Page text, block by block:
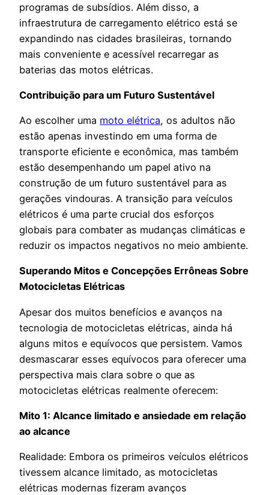
programas de subsídios. Além disso, a
infraestrutura de carregamento elétrico está se
expandindo nas cidades brasileiras, tornando
mais conveniente e acessível recarregar as
baterias das motos elétricas.
Contribuição para um Futuro Sustentável
Ao escolher uma moto elétrica, os adultos não
estão apenas investindo em uma forma de
transporte eficiente e econômica, mas também
estão desempenhando um papel ativo na
construção de um futuro sustentável para as
gerações vindouras. A transição para veículos
elétricos é uma parte crucial dos esforços
globais para combater as mudanças climáticas e
reduzir os impactos negativos no meio ambiente.
Superando Mitos e Concepções Errôneas Sobre
Motocicletas Elétricas
Apesar dos muitos benefícios e avanços na
tecnologia de motocicletas elétricas, ainda há
alguns mitos e equívocos que persistem. Vamos
desmascarar esses equívocos para oferecer uma
perspectiva mais clara sobre o que as
motocicletas elétricas realmente oferecem:
Mito 1: Alcance limitado e ansiedade em relação
ao alcance
Realidade: Embora os primeiros veículos elétricos
tivessem alcance limitado, as motocicletas
elétricas modernas fizeram avanços